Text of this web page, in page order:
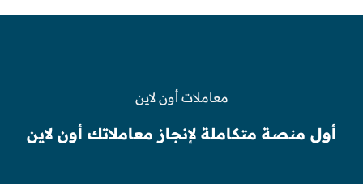
معاملات أون لاين
أول منصة متكاملة لإنجاز معاملاتك أون لاين